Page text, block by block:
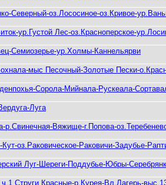
Северный-оз.Лососиное-оз.Кривое-
ур.Густой Лес-оз.Красноперское-
Семиозерье-ур.Холмы-Каннельярви
мыс Песочный-Золотые Пески-
Сорола-Мийнала-Рускеала-
Луга
р.Свинечная-Вяжище-г.Попова-
оз.Раковическое-Раковичи-Задубье-
Луг-Шереги-Поддубье-Юбры-
ч.1 Струги Красные-р.Курея-Вл.Лагерь-